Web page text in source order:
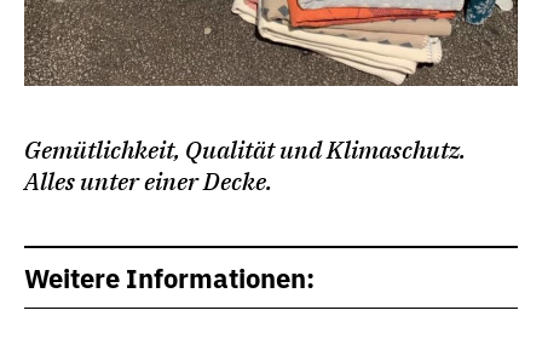
Gemütlichkeit, Qualität und Klimaschutz.
Alles unter einer Decke.
Weitere Informationen: